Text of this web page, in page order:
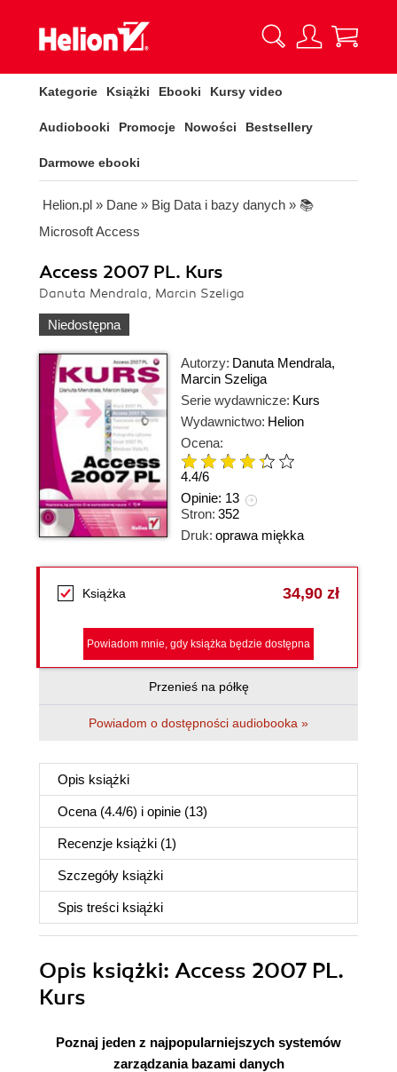
Kategorie Książki Ebooki Kursy video
Audiobooki Promocje Nowości Bestsellery
Darmowe ebooki
Helion.pl » Dane » Big Data i bazy danych » 📚
Microsoft Access
Access 2007 PL. Kurs
Danuta Mendrala, Marcin Szeliga
Niedostępna
Autorzy: Danuta Mendrala,
Marcin Szeliga
Serie wydawnicze: Kurs
Wydawnictwo: Helion
Ocena:
4.4/6
Opinie: 13
Stron: 352
Druk: oprawa miękka
Książka 34,90 zł
Powiadom mnie, gdy książka będzie dostępna
Przenieś na półkę
Powiadom o dostępności audiobooka »
Opis książki
Ocena (4.4/6) i opinie (13)
Recenzje książki (1)
Szczegóły książki
Spis treści książki
Opis książki: Access 2007 PL.
Kurs
Poznaj jeden z najpopularniejszych systemów
zarządzania bazami danych